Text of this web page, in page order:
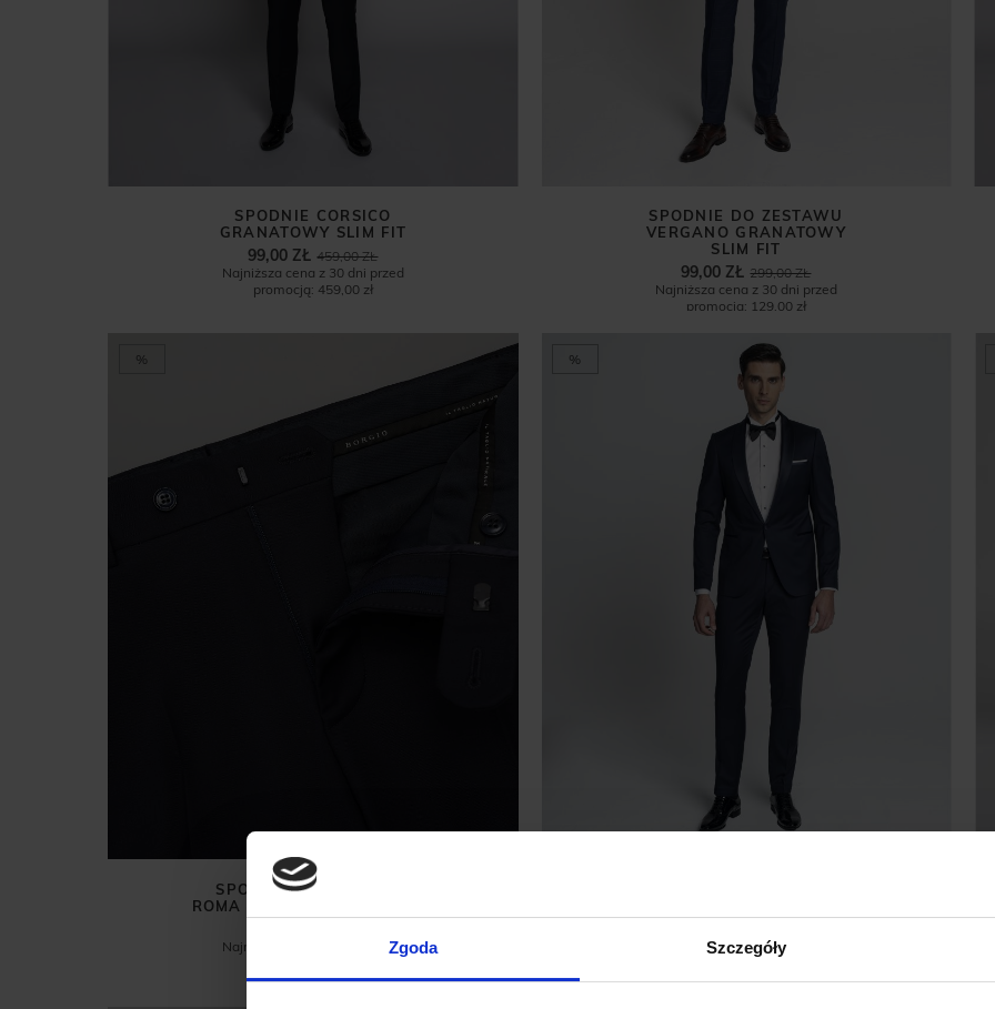
Zgoda Szczegóły
SPODNIE CORSICO
GRANATOWY SLIM FIT
459,00 ZŁ
99,00 ZŁ
Najniższa cena z 30 dni przed
promocją: 459,00 zł
SPODNIE DO ZESTAWU
VERGANO GRANATOWY
SLIM FIT
299,00 ZŁ
99,00 ZŁ
Najniższa cena z 30 dni przed
promocją: 129,00 zł
%
SPODNIE DO ZESTAWU
ROMA GRANATOWY SLIM FIT
Najniższa cena z 30 dni przed
%
GRANATOWY SLIM FIT
399,00 ZŁ
99,00 ZŁ
Najniższa cena z 30 dni przed
promocją: 399,00 zł